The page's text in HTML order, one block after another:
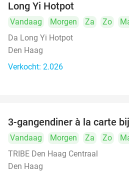
Long Yi Hotpot
Vandaag Morgen Za Zo
Da Long Yi Hotpot
Den Haag
Verkocht: 2.026
3-gangendiner à la carte
Vandaag Morgen Za Zo
TRIBE Den Haag Centraal
Den Haag